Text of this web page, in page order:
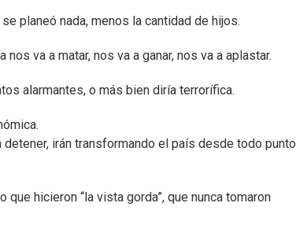
planeó nada, menos la cantidad de hijos.
va a matar, nos va a ganar, nos va a aplastar.
alarmantes, o más bien diría terrorífica.
irán transformando el país desde todo punto
hicieron “la vista gorda”, que nunca tomaron